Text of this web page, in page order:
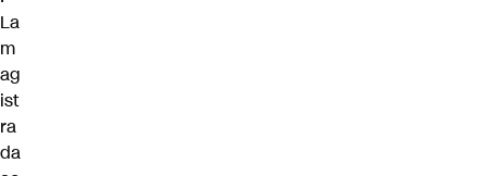
La
m
ag
ist
ra
da